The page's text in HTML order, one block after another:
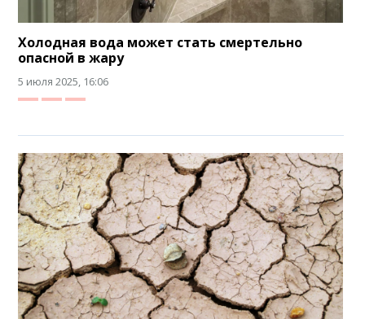
Холодная вода может стать смертельно
опасной в жару
5 июля 2025, 16:06